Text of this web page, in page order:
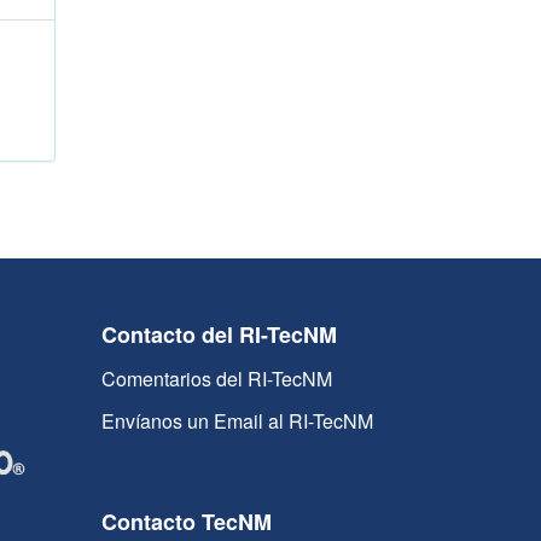
Contacto del RI-TecNM
Comentarios del RI-TecNM
Envíanos un Email al RI-TecNM
Contacto TecNM